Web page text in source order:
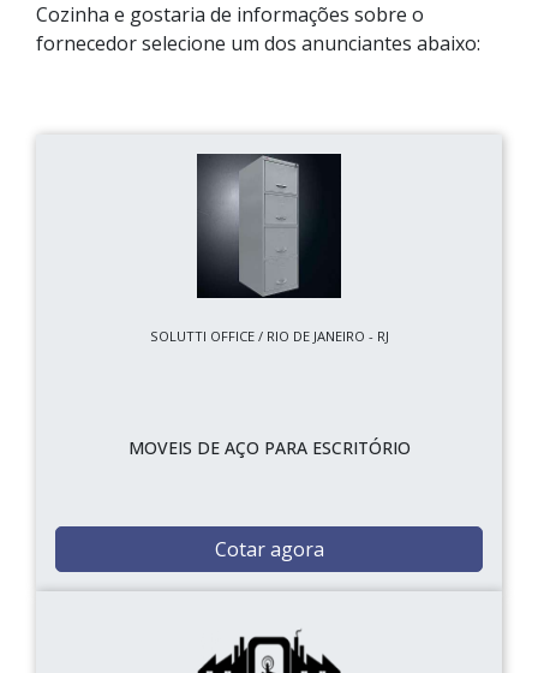
Cozinha e gostaria de informações sobre o
fornecedor selecione um dos anunciantes abaixo:
SOLUTTI OFFICE / RIO DE JANEIRO - RJ
MOVEIS DE AÇO PARA ESCRITÓRIO
Cotar agora